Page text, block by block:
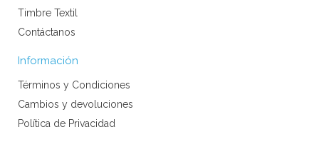
Timbre Textil
Contáctanos
Información
Términos y Condiciones
Cambios y devoluciones
Política de Privacidad